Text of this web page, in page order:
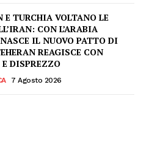
E TURCHIA VOLTANO LE
CON L’ARABIA
IL NUOVO PATTO DI
REAGISCE CON
DISPREZZO
7 Agosto 2026